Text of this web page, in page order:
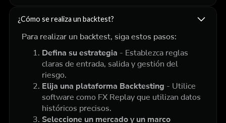
¿Cómo se realiza un backtest?
Para realizar un backtest, siga estos pasos:
Defina su estrategia - Establezca reglas
claras de entrada, salida y gestión del
riesgo.
Elija una plataforma Backtesting - Utilice
software como FX Replay que utilizan datos
históricos precisos.
Seleccione un mercado y un marco